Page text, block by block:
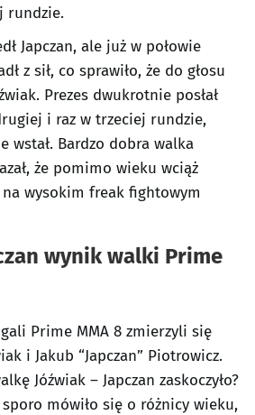
rundzie.
Japczan, ale już w połowie
z sił, co sprawiło, że do głosu
Prezes dwukrotnie posłał
i raz w trzeciej rundzie,
wstał. Bardzo dobra walka
że pomimo wieku wciąż
wysokim freak fightowym
wynik walki Prime
Prime MMA 8 zmierzyli się
i Jakub “Japczan” Piotrowicz.
Jóźwiak – Japczan zaskoczyło?
mówiło się o różnicy wieku,